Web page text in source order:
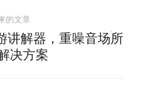
的
文
章：
的文章
未
来
讲解器，重噪音场所
决方案